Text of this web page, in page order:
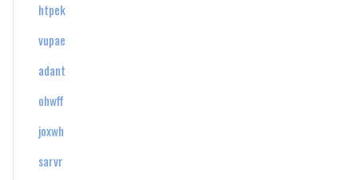
htpek
vupae
adant
ohwff
joxwh
sarvr